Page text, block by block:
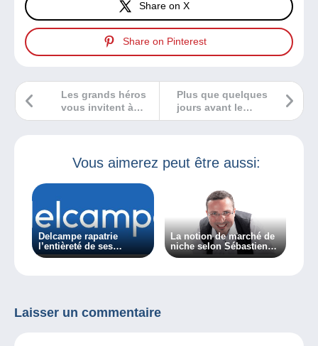
Share on X
Share on Pinterest
Plus que quelques
jours avant le
Salon du Vieux
Les grands héros
vous invitent à
découvrir leurs
Vous aimerez peut être aussi:
Delcampe rapatrie
l’entièreté de ses
activités en Belgique
La notion de marché de
niche selon Sébastien
Delcampe…
Laisser un commentaire